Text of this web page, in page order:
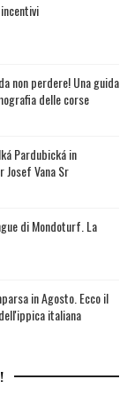
non perdere! Una guida
delle corse
Pardubická in
Josef Vana Sr
di Mondoturf. La
in Agosto. Ecco il
italiana